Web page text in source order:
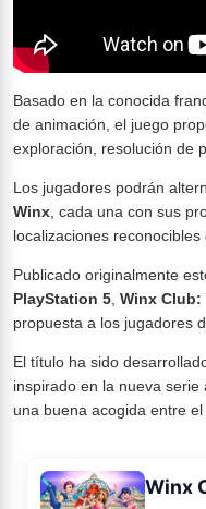
Basado en la conocida
de animación, el juego
exploración, resolución de
Los jugadores podrán
Winx , cada una con sus
localizaciones reconocibles
Publicado originalmente
PlayStation 5 Winx Club:
propuesta a los jugadores
El título ha sido
inspirado en la nueva
una buena acogida entre
Winx